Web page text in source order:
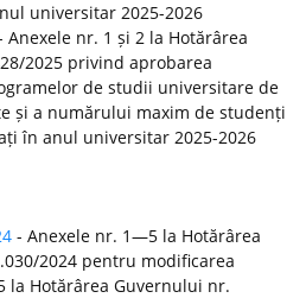
universitar 2025-2026
Anexele nr. 1 și 2 la Hotărârea
2025 privind aprobarea
de studii universitare de
și a numărului maxim de studenți
în anul universitar 2025-2026
- Anexele nr. 1—5 la Hotărârea
2024 pentru modificarea
la Hotărârea Guvernului nr.